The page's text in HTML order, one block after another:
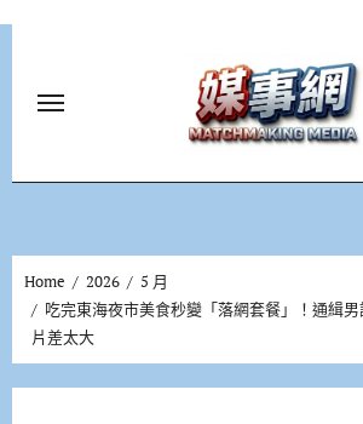
Home 2026
5 月
吃完東海夜市美食秒變「落網套餐」！通緝
片差太大